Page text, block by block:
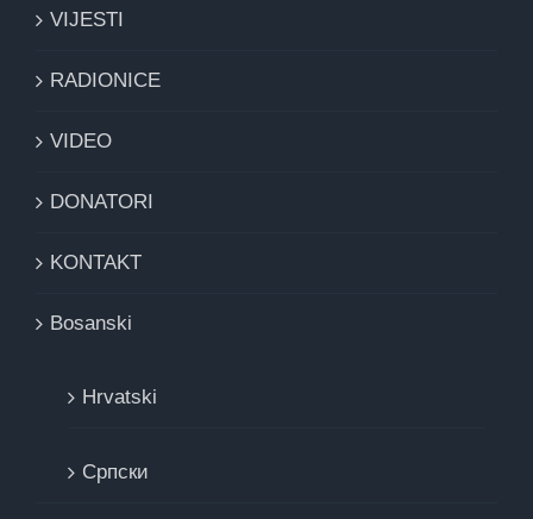
VIJESTI
RADIONICE
VIDEO
DONATORI
KONTAKT
Bosanski
Hrvatski
Cрпски